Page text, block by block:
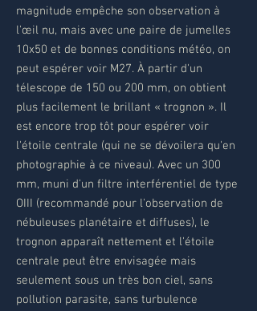
magnitude empêche son observation à
l'œil nu, mais avec une paire de jumelles
10x50 et de bonnes conditions météo, on
peut espérer voir M27. À partir d'un
télescope de 150 ou 200 mm, on obtient
plus facilement le brillant « trognon ». Il
est encore trop tôt pour espérer voir
l'étoile centrale (qui ne se dévoilera qu'en
photographie à ce niveau). Avec un 300
mm, muni d'un filtre interférentiel de type
OIII (recommandé pour l'observation de
nébuleuses planétaire et diffuses), le
trognon apparaît nettement et l'étoile
centrale peut être envisagée mais
seulement sous un très bon ciel, sans
pollution parasite, sans turbulence